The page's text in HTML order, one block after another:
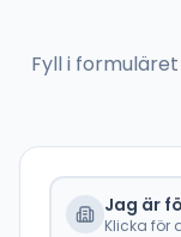
Fyll i
Jag är
Klicka för